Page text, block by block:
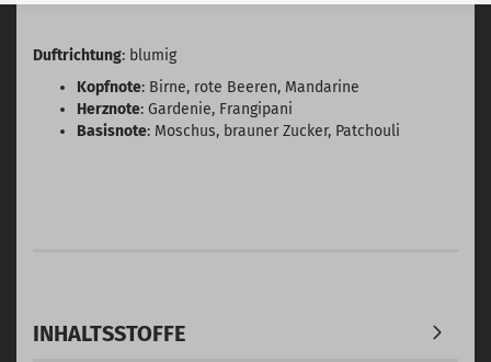
Duftrichtung: blumig
Kopfnote: Birne, rote Beeren, Mandarine
Herznote: Gardenie, Frangipani
Basisnote: Moschus, brauner Zucker, Patchouli
INHALTSSTOFFE